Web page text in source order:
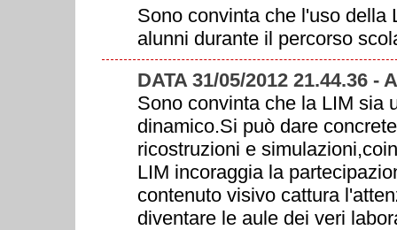
Sono convinta che l'uso della
alunni durante il percorso
DATA 31/05/2012 21.44.36 -
Sono convinta che la LIM sia
dinamico.Si può dare
ricostruzioni e
LIM incoraggia la
contenuto visivo cattura
diventare le aule dei veri